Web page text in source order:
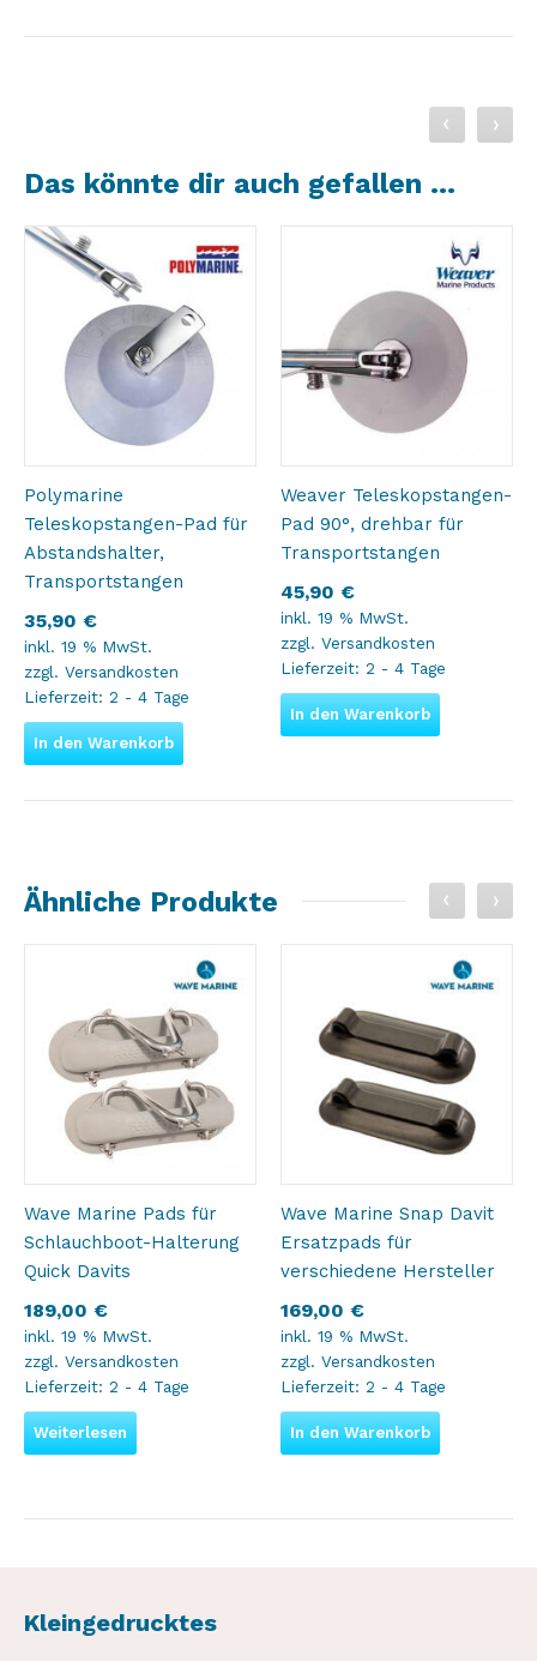
Das könnte dir auch gefallen …
Polymarine
Teleskopstangen-Pad für
Abstandshalter,
Transportstangen
35,90 €
inkl. 19 % MwSt.
zzgl. Versandkosten
Lieferzeit: 2 - 4 Tage
In den Warenkorb
Weaver Teleskopstangen-
Pad 90°, drehbar für
Transportstangen
45,90 €
inkl. 19 % MwSt.
zzgl. Versandkosten
Lieferzeit: 2 - 4 Tage
In den Warenkorb
Ähnliche Produkte
Wave Marine Pads für
Schlauchboot-Halterung
Quick Davits
189,00 €
inkl. 19 % MwSt.
zzgl. Versandkosten
Lieferzeit: 2 - 4 Tage
Weiterlesen
Wave Marine Snap Davit
Ersatzpads für
verschiedene Hersteller
169,00 €
inkl. 19 % MwSt.
zzgl. Versandkosten
Lieferzeit: 2 - 4 Tage
In den Warenkorb
Kleingedrucktes